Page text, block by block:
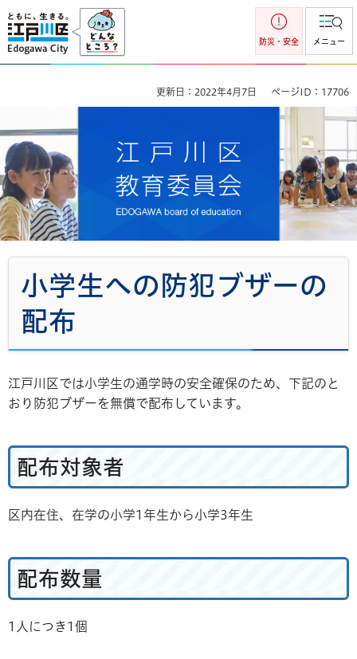
江戸川区
防災・安全 メニュー
更新日：2022年4月7日 ページID：17706
小学生への防犯ブザーの
配布
江戸川区では小学生の通学時の安全確保のため、下記のと
おり防犯ブザーを無償で配布しています。
配布対象者
区内在住、在学の小学1年生から小学3年生
配布数量
1人につき1個